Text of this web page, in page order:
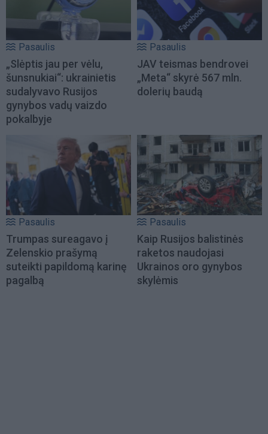
Pasaulis
„Slėptis jau per vėlu,
šunsnukiai“: ukrainietis
sudalyvavo Rusijos
gynybos vadų vaizdo
pokalbyje
Pasaulis
JAV teismas bendrovei
„Meta“ skyrė 567 mln.
dolerių baudą
Pasaulis
Trumpas sureagavo į
Zelenskio prašymą
suteikti papildomą karinę
pagalbą
Pasaulis
Kaip Rusijos balistinės
raketos naudojasi
Ukrainos oro gynybos
skylėmis